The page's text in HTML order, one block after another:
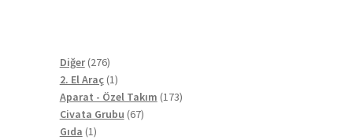
Diğer 276276
ürün
2. El Araç 11
ürün
Aparat - Özel Takım 173173
Civata Grubu 6767
Gıda 11